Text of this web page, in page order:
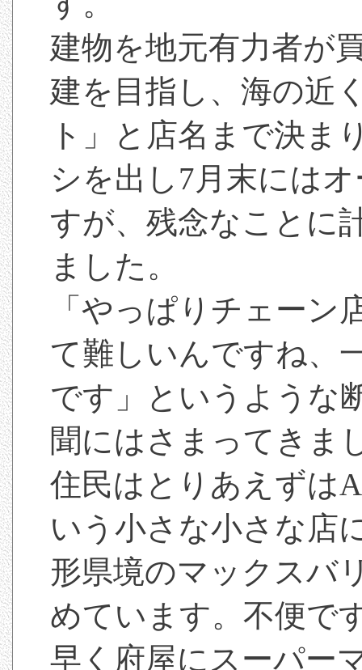
建物を地元有力者が
建を目指し、海の近
ト」と店名まで決ま
シを出し7月末には
すが、残念なことに
ました。
「やっぱりチェー
て難しいんですね、
です」というような
聞にはさまってきま
住民はとりあえずは
いう小さな小さな店
形県境のマックスバ
めています。不便で
早く府屋にスーパー